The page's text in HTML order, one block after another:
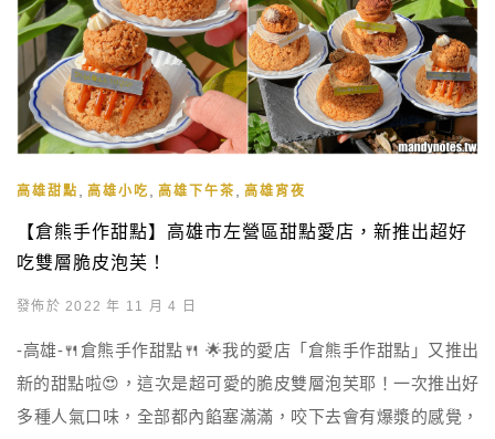
高雄甜點 高雄小吃 高雄下午茶 高雄宵夜
【倉熊手作甜點】高雄市左營區甜點愛店，新推出超好
吃雙層脆皮泡芙！
發佈於 2022 年 11 月 4 日
-高雄-🍴倉熊手作甜點🍴 🌟我的愛店「倉熊手作甜點」又推出
新的甜點啦😍，這次是超可愛的脆皮雙層泡芙耶！一次推出好
多種人氣口味，全部都內餡塞滿滿，咬下去會有爆漿的感覺，